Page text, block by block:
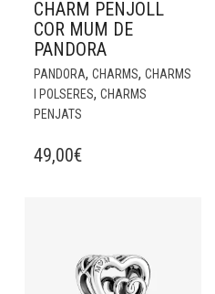
CHARM PENJOLL
COR MUM DE
PANDORA
PANDORA, CHARMS, CHARMS
I POLSERES, CHARMS
PENJATS
49,00€